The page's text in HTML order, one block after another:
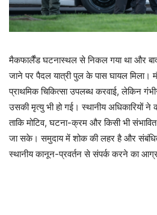
मैकफार्लैंड घटनास्थल से निकल गया था और
जाने पर पैदल यात्री पुल के पास घायल मिला।
प्राथमिक चिकित्सा उपलब्ध करवाई, लेकिन
उसकी मृत्यु भी हो गई। स्थानीय अधिकारियों
ताकि मोटिव, घटना-क्रम और किसी भी संभावित
जा सके। समुदाय में शोक की लहर है और
स्थानीय कानून-प्रवर्तन से संपर्क करने का